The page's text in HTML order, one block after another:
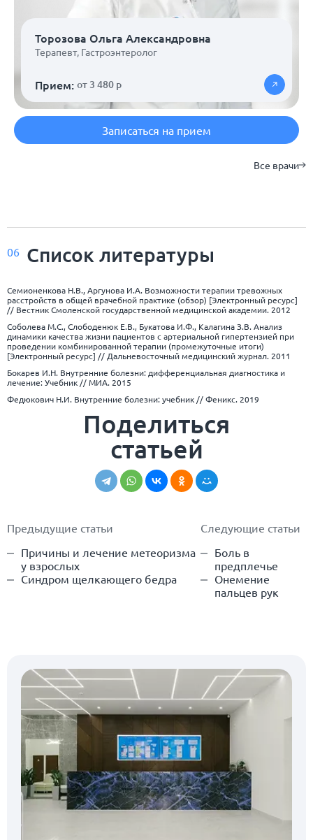
Торозова Ольга Александровна
Терапевт, Гастроэнтеролог
Прием: от 3 480 р
Записаться на прием
Все врачи
06 Список литературы
Семионенкова Н.В., Аргунова И.А. Возможности терапии тревожных
расстройств в общей врачебной практике (обзор) [Электронный ресурс]
// Вестник Смоленской государственной медицинской академии. 2012
Соболева М.С., Слободенюк Е.В., Букатова И.Ф., Калагина З.В. Анализ
динамики качества жизни пациентов с артериальной гипертензией при
проведении комбинированной терапии (промежуточные итоги)
[Электронный ресурс] // Дальневосточный медицинский журнал. 2011
Бокарев И.Н. Внутренние болезни: дифференциальная диагностика и
лечение: Учебник // МИА. 2015
Федюкович Н.И. Внутренние болезни: учебник // Феникс. 2019
Поделиться
статьей
Предыдущие статьи
Причины и лечение метеоризма
у взрослых
Синдром щелкающего бедра
Следующие статьи
Боль в
предплечье
Онемение
пальцев рук